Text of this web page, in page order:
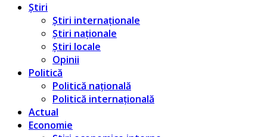
Știri
Știri internaționale
Știri naționale
Știri locale
Opinii
Politică
Politică națională
Politică internațională
Actual
Economie